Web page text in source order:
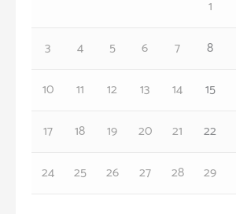
1
3
4 5 6 7 8
10
11 12 13 14 15
17
18 19 20 21 22
24
25 26 27 28 29